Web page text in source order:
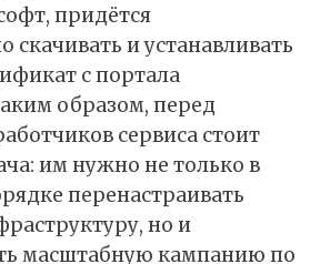
придётся
скачивать и устанавливать
с портала
образом, перед
сервиса стоит
им нужно не только в
перенастраивать
но и
масштабную кампанию по